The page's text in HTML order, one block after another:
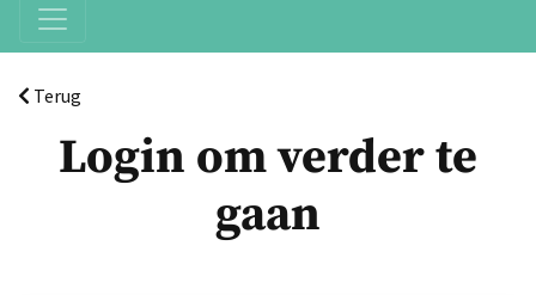
Terug
Login om verder te
gaan